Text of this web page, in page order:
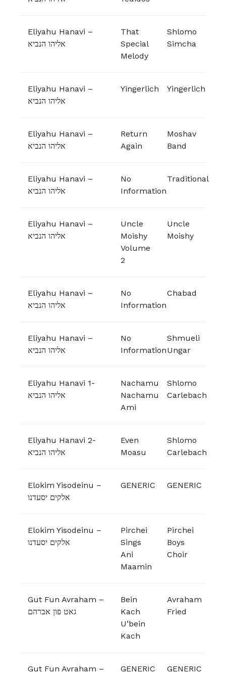
Eliyahu Hanavi –
אליהו הנביא
That
Special
Melody
Shlomo
Simcha
Eliyahu Hanavi –
אליהו הנביא
Yingerlich Yingerlich
Eliyahu Hanavi –
אליהו הנביא
Return
Again
Moshav
Band
Eliyahu Hanavi –
אליהו הנביא
No
Information
Traditional
Eliyahu Hanavi –
אליהו הנביא
Uncle
Moishy
Volume
2
Uncle
Moishy
Eliyahu Hanavi –
אליהו הנביא
No
Information
Chabad
Eliyahu Hanavi –
אליהו הנביא
No
Information
Shmueli
Ungar
Eliyahu Hanavi 1-
אליהו הנביא
Nachamu
Nachamu
Ami
Shlomo
Carlebach
Eliyahu Hanavi 2-
אליהו הנביא
Even
Moasu
Shlomo
Carlebach
Elokim Yisodeinu –
אלקים יסעדנו
GENERIC GENERIC
Elokim Yisodeinu –
אלקים יסעדנו
Pirchei
Sings
Ani
Maamin
Pirchei
Boys
Choir
Gut Fun Avraham –
גאט פון אברהם
Bein
Kach
U’bein
Kach
Avraham
Fried
Gut Fun Avraham –
GENERIC GENERIC